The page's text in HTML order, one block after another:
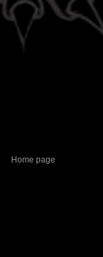
Home page